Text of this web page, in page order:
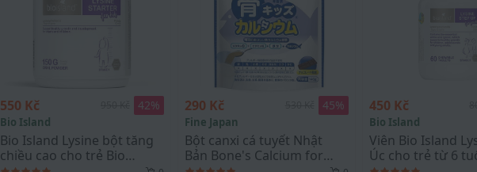
550 Kč 42%
Bio Island
Bio Island Lysine bột tăng
chiều cao cho trẻ Bio
290 Kč 45%
Fine Japan
Bột canxi cá tuyết Nhật
Bản Bone's Calcium for
450 Kč
Bio Island
Viên Bio Island
Úc cho trẻ từ 6